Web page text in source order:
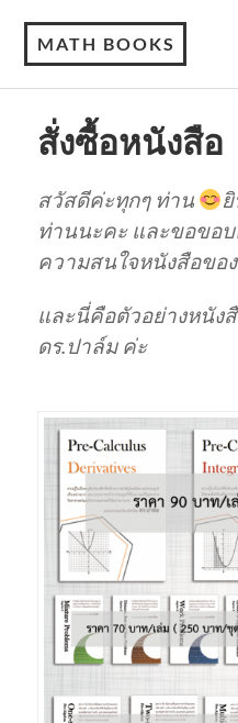
MATH BOOKS
สั่งซื้อหนังสือ
สวัสดีค่ะทุกๆ ท่าน
ท่านนะคะ และขอขอ
ความสนใจหนังสือขอ
และนี่คือตัวอย่างหนัง
ดร.ปาล์ม ค่ะ